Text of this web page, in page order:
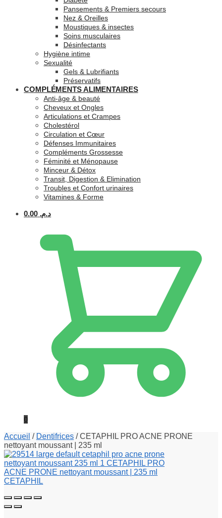
Pansements & Premiers secours
Nez & Oreilles
Moustiques & insectes
Soins musculaires
Désinfectants
Hygiène intime
Sexualité
Gels & Lubrifiants
Préservatifs
COMPLÉMENTS ALIMENTAIRES
Anti-âge & beauté
Cheveux et Ongles
Articulations et Crampes
Cholestérol
Circulation et Cœur
Défenses Immunitaires
Compléments Grossesse
Féminité et Ménopause
Minceur & Détox
Transit, Digestion & Elimination
Troubles et Confort urinaires
Vitamines & Forme
د.م. 0.00
0
Accueil / Dentifrices /CETAPHIL PRO ACNE PRONE
nettoyant moussant | 235 ml